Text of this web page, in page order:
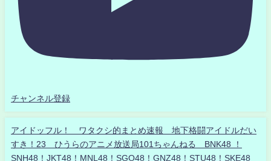
チャンネル登録
アイドッフル！ ワタクシ的まとめ速報 地下格闘アイドルだい
すき！23 ひうらのアニメ放送局101ちゃんねる BNK48 ！
SNH48！JKT48！MNL48！SGO48！GNZ48！STU48！SKE48